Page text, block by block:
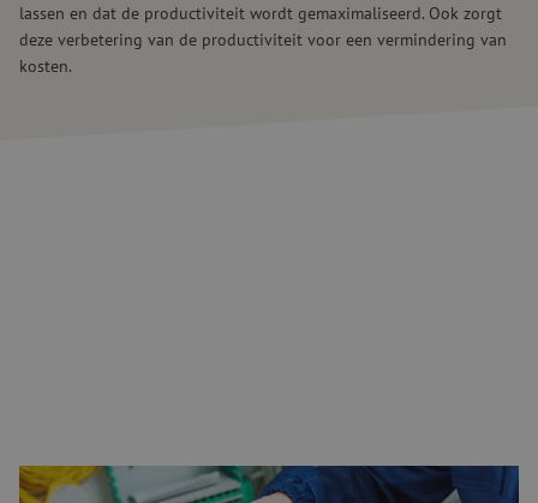
lassen en dat de productiviteit wordt gemaximaliseerd. Ook zorgt
deze verbetering van de productiviteit voor een vermindering van
kosten.
Innovatief assortiment